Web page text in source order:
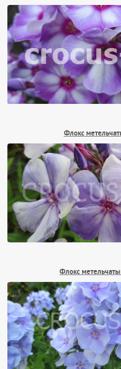
Флокс
Флокс